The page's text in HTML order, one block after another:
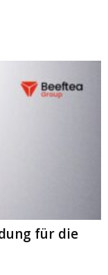
für die